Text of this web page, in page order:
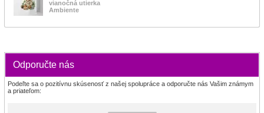
vianočná utierka
Ambiente
Odporučte nás
Podeľte sa o pozitívnu skúsenosť z našej spolupráce a odporučte nás Vašim známym
a priateľom: